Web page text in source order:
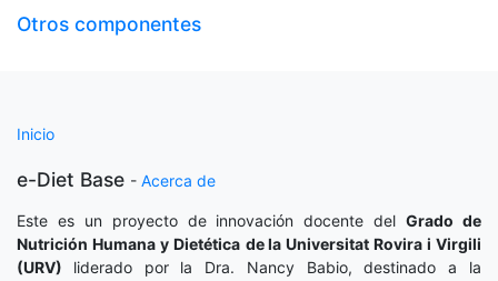
Otros componentes
Inicio
e-Diet Base - Acerca de
Este es un proyecto de innovación docente delGrado de
Nutrición Humana y Dietética de la Universitat Rovira i Virgili
(URV) liderado por la Dra. Nancy Babio, destinado a la